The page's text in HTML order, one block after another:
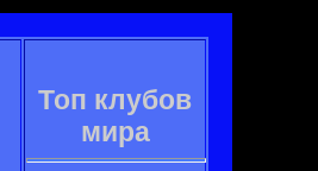
Топ клубов
мира